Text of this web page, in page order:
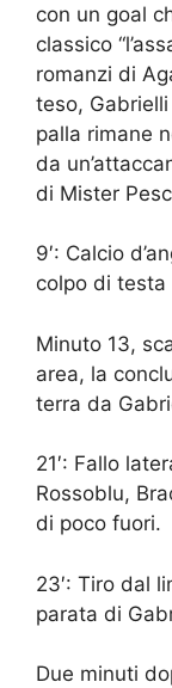
con un goal
classico
romanzi di
teso,
palla rimane
da
di Mister
9′: Calcio
colpo di
Minuto 13,
area, la
terra da
21′: Fallo
Rossoblu,
di poco fuori.
23′: Tiro dal
parata di
Due minuti